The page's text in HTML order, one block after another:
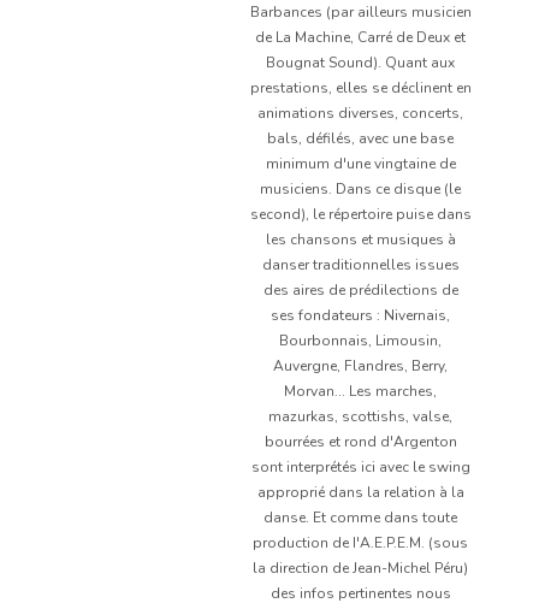
Barbances (par ailleurs musicien
de La Machine, Carré de Deux et
Bougnat Sound). Quant aux
prestations, elles se déclinent en
animations diverses, concerts,
bals, défilés, avec une base
minimum d'une vingtaine de
musiciens. Dans ce disque (le
second), le répertoire puise dans
les chansons et musiques à
danser traditionnelles issues
des aires de prédilections de
ses fondateurs : Nivernais,
Bourbonnais, Limousin,
Auvergne, Flandres, Berry,
Morvan... Les marches,
mazurkas, scottishs, valse,
bourrées et rond d'Argenton
sont interprétés ici avec le swing
approprié dans la relation à la
danse. Et comme dans toute
production de I'A.E.P.E.M. (sous
la direction de Jean-Michel Péru)
des infos pertinentes nous